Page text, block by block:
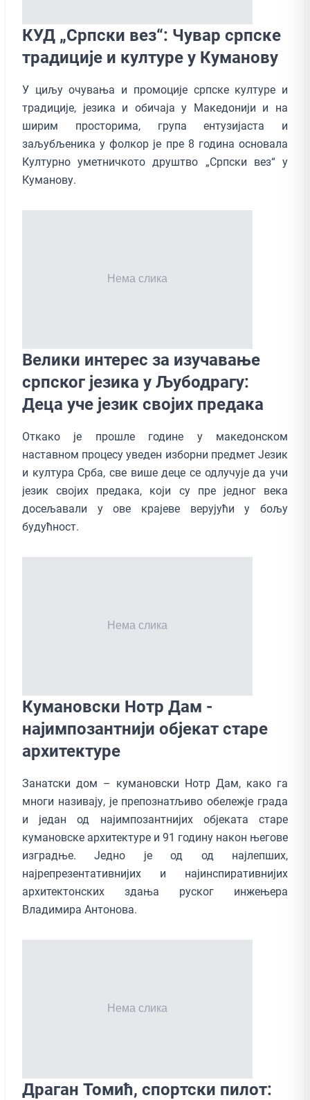
КУД „Српски вез“: Чувар српске
традиције и културе у Куманову
У циљу очувања и промоције српске културе и
традиције, језика и обичаја у Македонији и на
ширим просторима, група ентузијаста и
заљубљеника у фолкор је пре 8 година основала
Културно уметничкото друштво „Српски вез“ у
Куманову.
Велики интерес за изучавање
српског језика у Љубодрагу:
Деца уче језик својих предака
Oткако је прошле године у македонском
наставном процесу уведен изборни предмет Језик
и култура Срба, све више деце се одлучује да учи
језик својих предака, који су пре једног века
досељавали у ове крајеве верујући у бољу
будућност.
Кумановски Нотр Дам -
најимпозантнији објекат старе
архитектуре
Занатски дом – кумановски Нотр Дам, како га
многи називају, је препознатљиво обележје града
и један од најимпозантнијих објеката старе
кумановске архитектуре и 91 годину након његове
изградње. Једно је од од најлепших,
најрепрезентативнијих и најинспиративнијих
архитектонских здања руског инжењера
Владимира Антонова.
Драган Томић, спортски пилот: